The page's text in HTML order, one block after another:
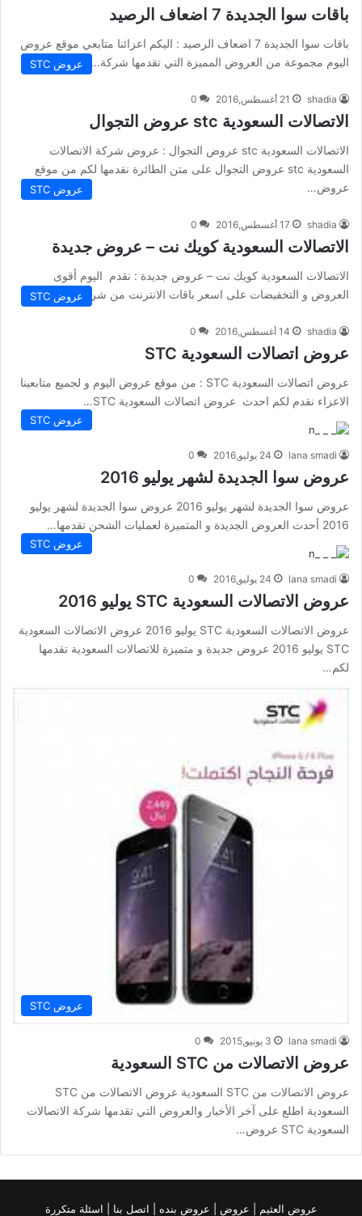
باقات سوا الجديدة 7 اضعاف الرصيد
باقات سوا الجديدة 7 اضعاف الرصيد : اليكم اعزائنا متابعي موقع عروض
اليوم مجموعة من العروض المميزة التي تقدمها شركة…
عروض STC
shadia 21 أغسطس,2016 0
الاتصالات السعودية stc عروض التجوال
الاتصالات السعودية stc عروض التجوال : عروض شركة الاتصالات
السعودية stc عروض التجوال على متن الطائرة نقدمها لكم من موقع
عروض…
عروض STC
shadia 17 أغسطس,2016 0
الاتصالات السعودية كويك نت – عروض جديدة
الاتصالات السعودية كويك نت – عروض جديدة : نقدم اليوم أقوى
العروض و التخفيضات على اسعر باقات الانترنت من شركة الاتصالات…
عروض STC
shadia 14 أغسطس,2016 0
عروض اتصالات السعودية STC
عروض اتصالات السعودية STC : من موقع عروض اليوم و لجميع متابعينا
الاعزاء نقدم لكم احدث عروض اتصالات السعودية STC…
عروض STC
lana smadi 24 يوليو,2016 0
عروض سوا الجديدة لشهر يوليو 2016
عروض سوا الجديدة لشهر يوليو 2016 عروض سوا الجديدة لشهر يوليو
2016 أحدث العروض الجديدة و المتميزة لعمليات الشحن تقدمها…
عروض STC
lana smadi 24 يوليو,2016 0
عروض الاتصالات السعودية STC يوليو 2016
عروض الاتصالات السعودية STC يوليو 2016 عروض الاتصالات السعودية
STC يوليو 2016 عروض جديدة و متميزة للاتصالات السعودية تقدمها
لكم…
عروض STC
lana smadi 3 يونيو,2015 0
عروض الاتصالات من STC السعودية
عروض الاتصالات من STC السعودية عروض الاتصالات من STC
السعودية اطلع على آخر الأخبار والعروض التي تقدمها شركة الاتصالات
السعودية STC عروض…
عروض العثيم عروض عروض بنده | اتصل بنا | اسئلة متكررة